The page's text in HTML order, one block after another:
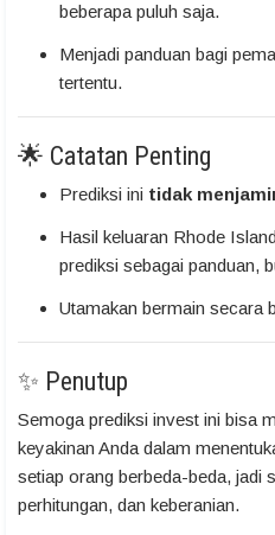
beberapa puluh saja.
Menjadi panduan bagi
tertentu.
🌟 Catatan Penting
Prediksi ini tidak
Hasil keluaran Rhode
prediksi sebagai panduan,
Utamakan bermain secara
✨ Penutup
Semoga prediksi invest ini bisa
keyakinan Anda dalam
setiap orang berbeda-beda, jadi
perhitungan, dan keberanian.